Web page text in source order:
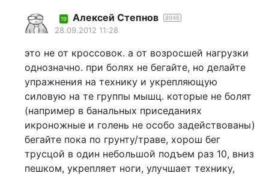
19 Алексей Степнов 8946
28.09.2012 11:28
это не от кроссовок. а от возросшей нагрузки
однозначно. при болях не бегайте, но делайте
упражнения на технику и укрепляющую
силовую на те группы мышц. которые не болят
(например в банальных приседаниях
икроножные и голень не особо задействованы)
бегайте пока по грунту/траве, хорош бег
трусцой в один небольшой подъем раз 10, вниз
пешком, укрепляет ноги, улучшает технику,